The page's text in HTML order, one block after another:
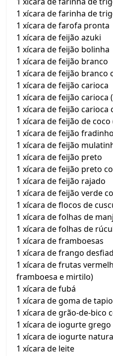
1 xícara de farinha de
1 xícara de farofa pronta
1 xícara de feijão azuki
1 xícara de feijão bolinha
1 xícara de feijão branco
1 xícara de feijão branco
1 xícara de feijão carioca
1 xícara de feijão
1 xícara de feijão carioca
1 xícara de feijão de
1 xícara de feijão
1 xícara de feijão
1 xícara de feijão preto
1 xícara de feijão preto
1 xícara de feijão rajado
1 xícara de feijão verde
1 xícara de flocos de
1 xícara de folhas de
1 xícara de folhas de
1 xícara de framboesas
1 xícara de frango
1 xícara de frutas
framboesa e mirtilo)
1 xícara de fubá
1 xícara de goma de
1 xícara de grão-de-bico
1 xícara de iogurte
1 xícara de iogurte
1 xícara de leite